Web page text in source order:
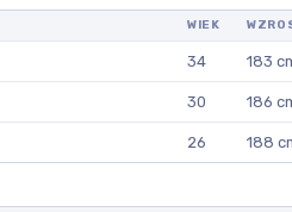
WIEK
34 183
30 186
26 188